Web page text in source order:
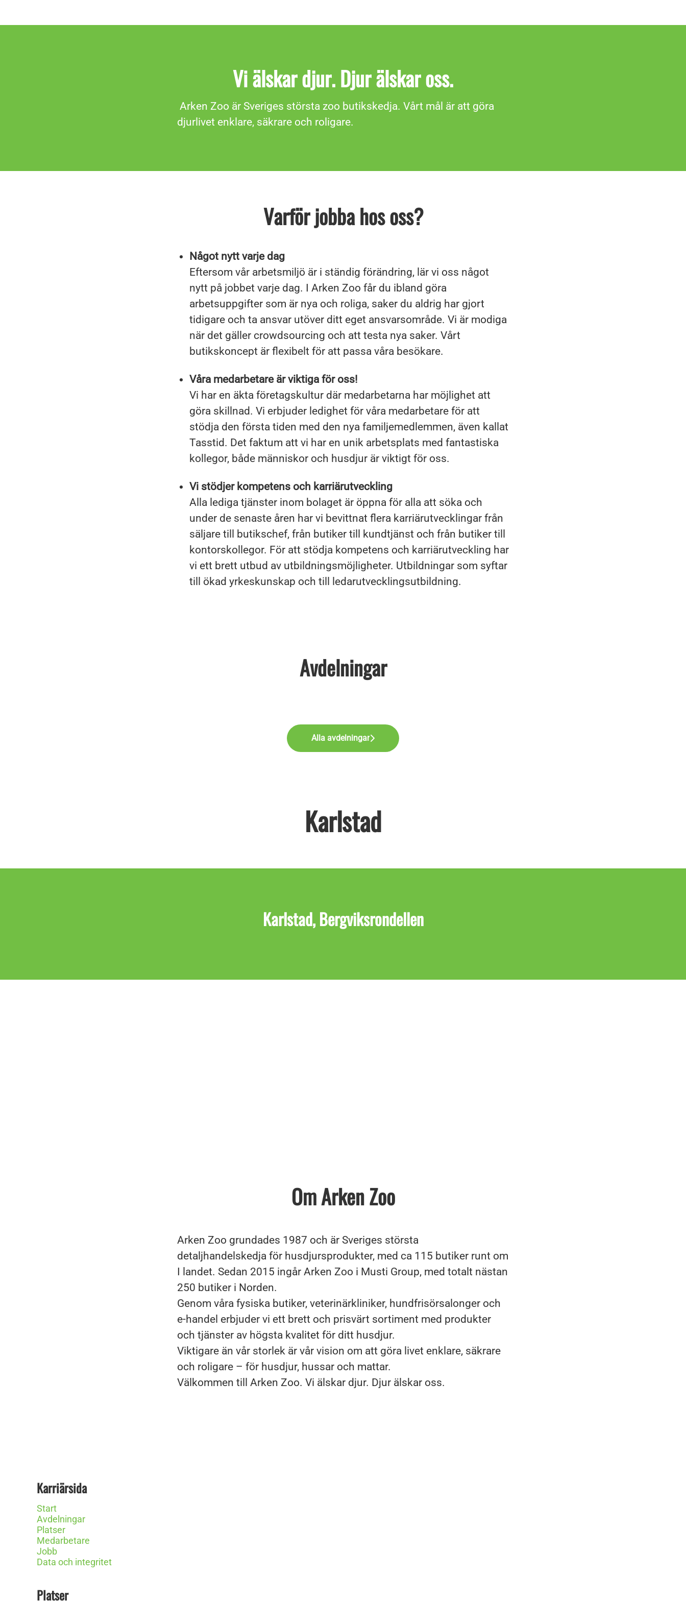
Vi älskar djur. Djur älskar oss.
Arken Zoo är Sveriges största zoo butikskedja. Vårt mål är att göra
djurlivet enklare, säkrare och roligare.
Varför jobba hos oss?
Något nytt varje dag
Eftersom vår arbetsmiljö är i ständig förändring, lär vi oss något
nytt på jobbet varje dag. I Arken Zoo får du ibland göra
arbetsuppgifter som är nya och roliga, saker du aldrig har gjort
tidigare och ta ansvar utöver ditt eget ansvarsområde. Vi är modiga
när det gäller crowdsourcing och att testa nya saker. Vårt
butikskoncept är flexibelt för att passa våra besökare.
Våra medarbetare är viktiga för oss!
Vi har en äkta företagskultur där medarbetarna har möjlighet att
göra skillnad. Vi erbjuder ledighet för våra medarbetare för att
stödja den första tiden med den nya familjemedlemmen, även kallat
Tasstid. Det faktum att vi har en unik arbetsplats med fantastiska
kollegor, både människor och husdjur är viktigt för oss.
Vi stödjer kompetens och karriärutveckling
Alla lediga tjänster inom bolaget är öppna för alla att söka och
under de senaste åren har vi bevittnat flera karriärutvecklingar från
säljare till butikschef, från butiker till kundtjänst och från butiker till
kontorskollegor. För att stödja kompetens och karriärutveckling har
vi ett brett utbud av utbildningsmöjligheter. Utbildningar som syftar
till ökad yrkeskunskap och till ledarutvecklingsutbildning.
Avdelningar
Alla avdelningar
Karlstad
Karlstad, Bergviksrondellen
Om Arken Zoo
Arken Zoo grundades 1987 och är Sveriges största
detaljhandelskedja för husdjursprodukter, med ca 115 butiker runt om
I landet. Sedan 2015 ingår Arken Zoo i Musti Group, med totalt nästan
250 butiker i Norden.
Genom våra fysiska butiker, veterinärkliniker, hundfrisörsalonger och
e-handel erbjuder vi ett brett och prisvärt sortiment med produkter
och tjänster av högsta kvalitet för ditt husdjur.
Viktigare än vår storlek är vår vision om att göra livet enklare, säkrare
och roligare – för husdjur, hussar och mattar.
Välkommen till Arken Zoo. Vi älskar djur. Djur älskar oss.
Karriärsida
Start
Avdelningar
Platser
Medarbetare
Jobb
Data och integritet
Platser